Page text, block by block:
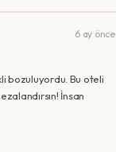
6 ay önce
bozuluyordu. Bu oteli
İnsan